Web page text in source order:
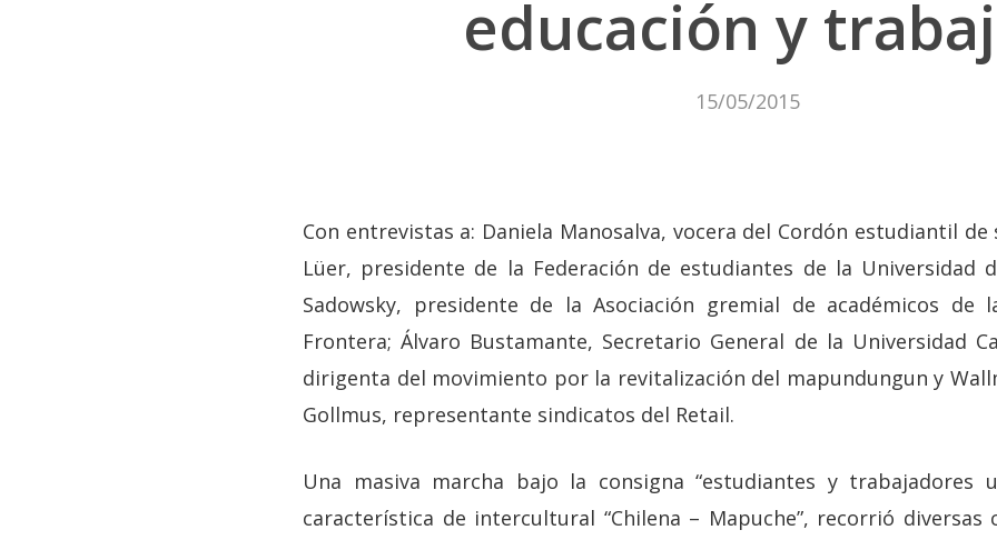
educación y
15/05/2015
Con entrevistas a: Daniela Manosalva, vocera del Cordón estudiantil de
Lüer, presidente de la Federación de estudiantes de la Universidad
Sadowsky, presidente de la Asociación gremial de académicos de
Frontera; Álvaro Bustamante, Secretario General de la Universidad
dirigenta del movimiento por la revitalización del mapundungun y
Gollmus, representante sindicatos del Retail.
Una masiva marcha bajo la consigna “estudiantes y trabajadores
característica de intercultural “Chilena – Mapuche”, recorrió diversas